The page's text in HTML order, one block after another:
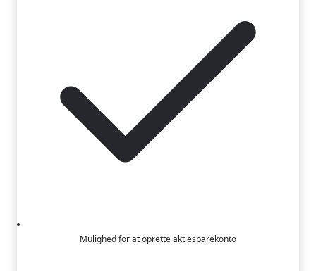
Mulighed for at oprette aktiesparekonto